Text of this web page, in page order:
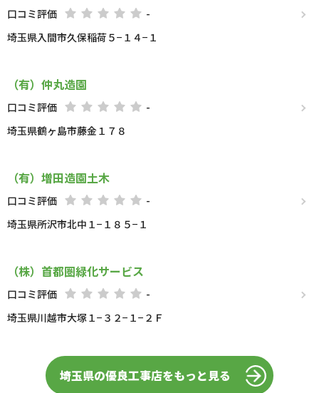
口コミ評価
-
埼玉県入間市久保稲荷５−１４−１
（有）仲丸造園
口コミ評価
-
埼玉県鶴ヶ島市藤金１７８
（有）増田造園土木
口コミ評価
-
埼玉県所沢市北中１−１８５−１
（株）首都圏緑化サービス
口コミ評価
-
埼玉県川越市大塚１−３２−１−２Ｆ
埼玉県の優良工事店をもっと見る